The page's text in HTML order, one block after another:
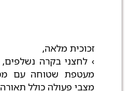
זכוכית מלאה,
מצבי פעולה כולל תאורה